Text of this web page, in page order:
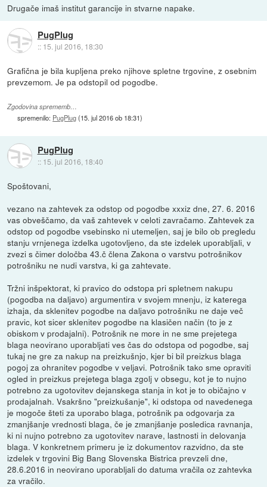
Drugače imaš institut garancije in stvarne napake.
PugPlug
:: 15. jul 2016, 18:30
Grafična je bila kupljena preko njihove spletne trgovine, z osebnim
prevzemom. Je pa odstopil od pogodbe.
Zgodovina sprememb…
spremenilo: PugPlug(15. jul 2016 ob 18:31)
PugPlug
:: 15. jul 2016, 18:40
Spoštovani,
vezano na zahtevek za odstop od pogodbe xxxiz dne, 27. 6. 2016
vas obveščamo, da vaš zahtevek v celoti zavračamo. Zahtevek za
odstop od pogodbe vsebinsko ni utemeljen, saj je bilo ob pregledu
stanju vrnjenega izdelka ugotovljeno, da ste izdelek uporabljali, v
zvezi s čimer določba 43.č člena Zakona o varstvu potrošnikov
potrošniku ne nudi varstva, ki ga zahtevate.
Tržni inšpektorat, ki pravico do odstopa pri spletnem nakupu
(pogodba na daljavo) argumentira v svojem mnenju, iz katerega
izhaja, da sklenitev pogodbe na daljavo potrošniku ne daje več
pravic, kot sicer sklenitev pogodbe na klasičen način (to je z
obiskom v prodajalni). Potrošnik ne more in ne sme prejetega
blaga neovirano uporabljati ves čas do odstopa od pogodbe, saj
tukaj ne gre za nakup na preizkušnjo, kjer bi bil preizkus blaga
pogoj za ohranitev pogodbe v veljavi. Potrošnik tako sme opraviti
ogled in preizkus prejetega blaga zgolj v obsegu, kot je to nujno
potrebno za ugotovitev dejanskega stanja in kot je to običajno v
prodajalnah. Vsakršno "preizkušanje", ki odstopa od navedenega
je mogoče šteti za uporabo blaga, potrošnik pa odgovarja za
zmanjšanje vrednosti blaga, če je zmanjšanje posledica ravnanja,
ki ni nujno potrebno za ugotovitev narave, lastnosti in delovanja
blaga. V konkretnem primeru je iz dokumentov razvidno, da ste
izdelek v trgovini Big Bang Slovenska Bistrica prevzeli dne,
28.6.2016 in neovirano uporabljali do datuma vračila oz zahtevka
za vračilo.